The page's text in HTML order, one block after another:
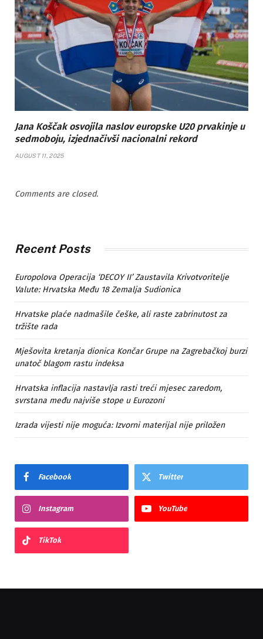
Jana Koščak osvojila naslov europske U20 prvakinje u
sedmoboju, izjednačivši nacionalni rekord
AUGUST 11, 2025
Comments are closed.
Recent Posts
Europolova Operacija ‘DECOY II’ Zaustavila Krivotvoritelje
Valute: Hrvatska Među 18 Zemalja Sudionica
Hrvatske plaće nadmašile češke, ali raste zabrinutost za
tržište rada
Mješovita kretanja dionica Končar Grupe na Zagrebačkoj burzi
unatoč blagom rastu indeksa
Hrvatska inflacija nastavlja rasti treći mjesec zaredom,
svrstana među najviše stope u Eurozoni
Izrada vijesti nije moguća: Izvorni materijal nije priložen
Facebook Twitter
Instagram YouTube
TikTok